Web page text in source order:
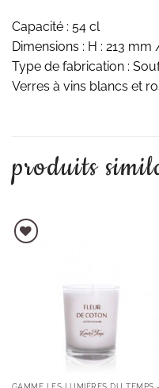
Capacité : 54 cl
Dimensions : H : 213
Type de fabrication :
Verres à vins blancs et
produits